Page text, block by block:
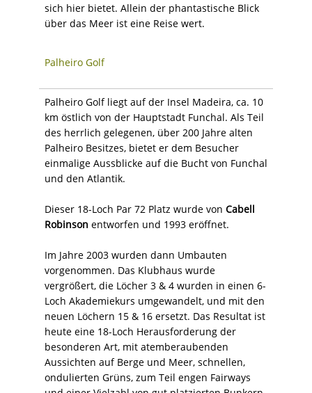
sich hier bietet. Allein der phantastische Blick
über das Meer ist eine Reise wert.
Palheiro Golf
Palheiro Golf liegt auf der Insel Madeira, ca. 10
km östlich von der Hauptstadt Funchal. Als Teil
des herrlich gelegenen, über 200 Jahre alten
Palheiro Besitzes, bietet er dem Besucher
einmalige Aussblicke auf die Bucht von Funchal
und den Atlantik.
Dieser 18-Loch Par 72 Platz wurde von Cabell
Robinson entworfen und 1993 eröffnet.
Im Jahre 2003 wurden dann Umbauten
vorgenommen. Das Klubhaus wurde
vergrößert, die Löcher 3 & 4 wurden in einen 6-
Loch Akademiekurs umgewandelt, und mit den
neuen Löchern 15 & 16 ersetzt. Das Resultat ist
heute eine 18-Loch Herausforderung der
besonderen Art, mit atemberaubenden
Aussichten auf Berge und Meer, schnellen,
ondulierten Grüns, zum Teil engen Fairways